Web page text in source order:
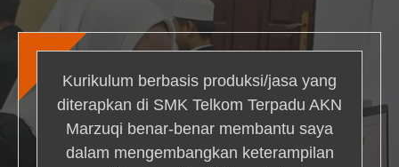
Kurikulum berbasis produksi/jasa yang
diterapkan di SMK Telkom Terpadu AKN
Marzuqi benar-benar membantu saya
dalam mengembangkan keterampilan